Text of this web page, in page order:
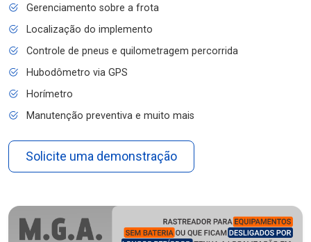
Gerenciamento sobre a frota
Localização do implemento
Controle de pneus e quilometragem percorrida
Hubodômetro via GPS
Horímetro
Manutenção preventiva e muito mais
Solicite uma demonstração